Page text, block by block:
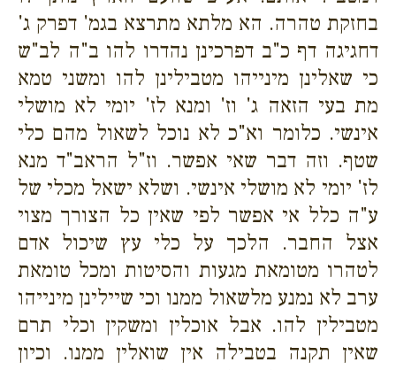
בחזקת טהרה. הא מלתא מתרצא בגמ' דפרק ג'
דחגיגה דף כ"ב דפרכינן נהדרו להו ב"ה לב"ש
כי שאלינן מינייהו מטבילינן להו ומשני טמא
מת בעי הזאה ג' וז' ומנא לז' יומי לא מושלי
אינשי. כלומר וא"כ לא נוכל לשאול מהם כלי
שטף. וזה דבר שאי אפשר. וז"ל הראב"ד מנא
לז' יומי לא מושלי אינשי. ושלא ישאל מכלי של
ע"ה כלל אי אפשר לפי שאין כל הצורך מצוי
אצל החבר. הלכך על כלי עץ שיכול אדם
לטהרו מטומאת מגעות והסיטות ומכל טומאת
ערב לא נמנע מלשאול ממנו וכי שיילינן מינייהו
מטבילין להו. אבל אוכלין ומשקין וכלי תרם
שאין תקנה בטבילה אין שואלין ממנו. וכיון